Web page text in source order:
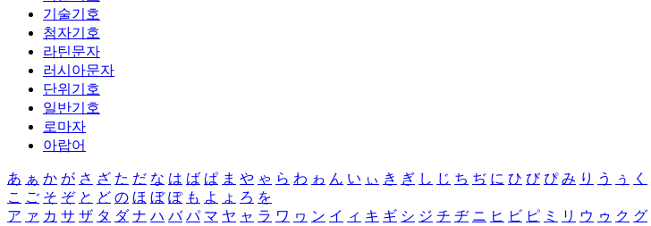
기술기호
첨자기호
라틴문자
러시아문자
단위기호
일반기호
로마자
아랍어
あ ぁ か が さ ざ た だ な は ば ぱ ま や ゃ ら わ ゎ ん い ぃ き ぎ し じ ち ぢ に ひ び ぴ み り う ぅ く
こ ご そ ぞ と ど の ほ ぼ ぽ も よ ょ ろ を
ア ァ カ サ ザ タ ダ ナ ハ バ パ マ ヤ ャ ラ ワ ヮ ン イ ィ キ ギ シ ジ チ ヂ ニ ヒ ビ ピ ミ リ ウ ゥ ク グ